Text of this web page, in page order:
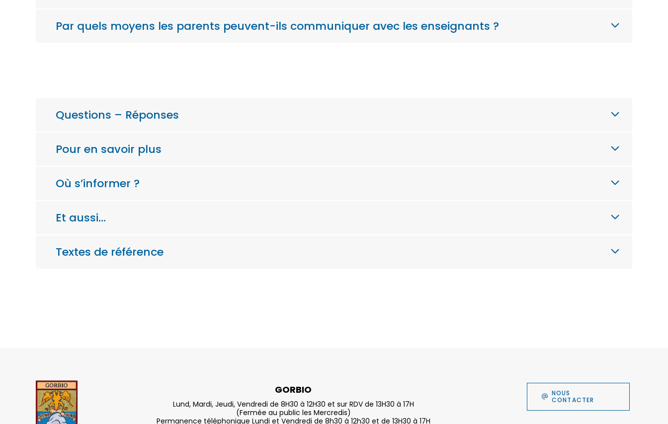
Par quels moyens les parents peuvent-ils communiquer avec les enseignants ?
Questions – Réponses
Pour en savoir plus
Où s’informer ?
Et aussi…
Textes de référence
GORBIO
Lund, Mardi, Jeudi, Vendredi de 8H30 à 12H30 et sur RDV de 13H30 à 17H
(Fermée au public les Mercredis)
Permanence téléphonique Lundi et Vendredi de 8h30 à 12h30 et de 13H30 à 17H
NOUS
CONTACTER